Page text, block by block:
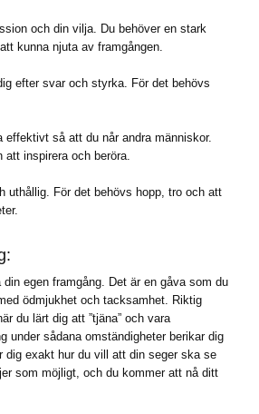
och din vilja. Du behöver en stark
kunna njuta av framgången.
efter svar och styrka. För det behövs
effektivt så att du når andra människor.
inspirera och beröra.
uthållig. För det behövs hopp, tro och att
:
egen framgång. Det är en gåva som du
ödmjukhet och tacksamhet. Riktig
du lärt dig att ”tjäna” och vara
under sådana omständigheter berikar dig
dig exakt hur du vill att din seger ska se
som möjligt, och du kommer att nå ditt